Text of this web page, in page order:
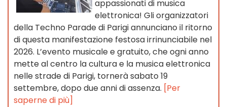
appassionati di musica
elettronica! Gli organizzatori
della Techno Parade di Parigi annunciano il ritorno
di questa manifestazione festosa irrinunciabile nel
2026. L’evento musicale e gratuito, che ogni anno
mette al centro la cultura e la musica elettronica
nelle strade di Parigi, tornerà sabato 19
settembre, dopo due anni di assenza. [Per
saperne di più]